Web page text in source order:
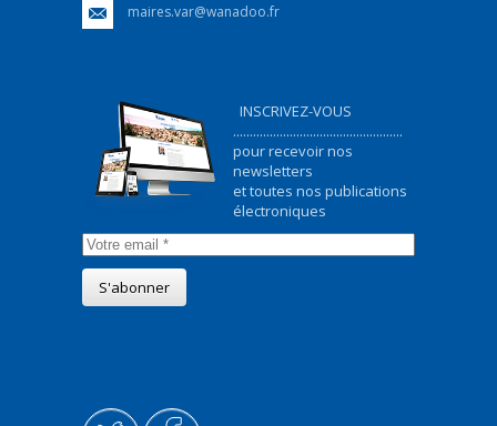
maires.var@wanadoo.fr
INSCRIVEZ-VOUS
...................................................
pour recevoir nos
newsletters
et toutes nos publications
électroniques